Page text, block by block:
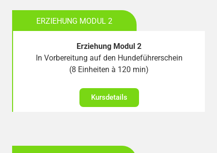
ERZIEHUNG MODUL 2
Erziehung Modul 2
In Vorbereitung auf den Hundeführerschein
(8 Einheiten à 120 min)
Kursdetails